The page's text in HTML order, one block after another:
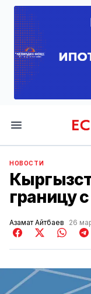
НОВОСТИ
границу
Азамат Айтбаев 26